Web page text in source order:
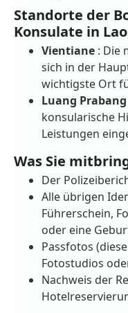
Standorte der
Konsulate in
Vientiane : Die
sich in der
wichtigste Ort
Luang Prabang
konsularische
Leistungen
Was Sie
Der
Alle übrigen
Führerschein,
oder eine
Passfotos
Fotostudios
Nachweis der